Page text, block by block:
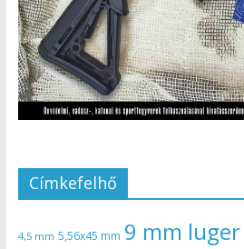
Címkefelhő
4,5 mm 5,56x45 mm 9 mm luger